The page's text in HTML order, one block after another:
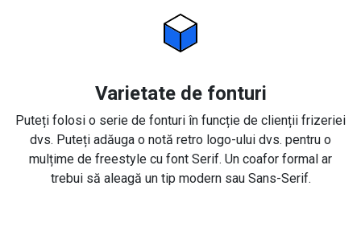
Varietate de fonturi
Puteți folosi o serie de fonturi în funcție de clienții frizeriei
dvs. Puteți adăuga o notă retro logo-ului dvs. pentru o
mulțime de freestyle cu font Serif. Un coafor formal ar
trebui să aleagă un tip modern sau Sans-Serif.